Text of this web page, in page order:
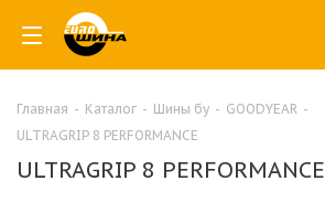
Главная - Каталог - Шины бу - GOODYEAR -
ULTRAGRIP 8 PERFORMANCE
ULTRAGRIP 8 PERFORMANCE